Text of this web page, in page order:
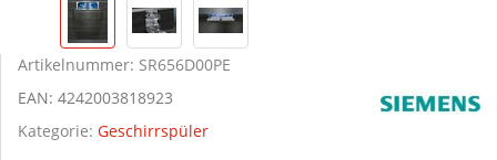
Artikelnummer: SR656D00PE
EAN: 4242003818923
Kategorie: Geschirrspüler